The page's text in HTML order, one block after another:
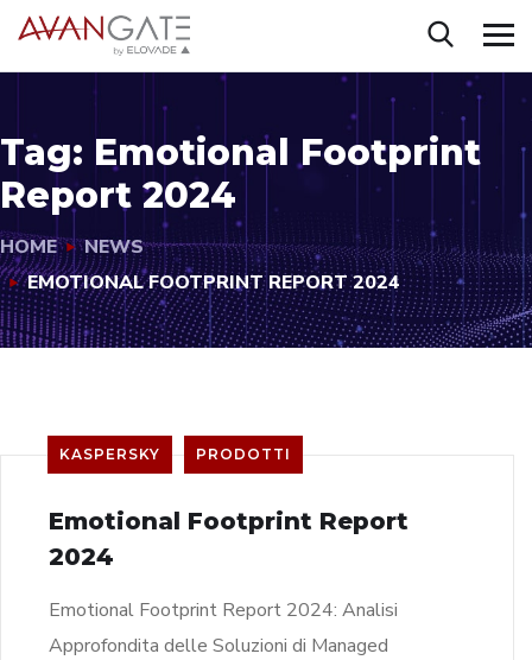
Tag: Emotional Footprint
Report 2024
HOME
NEWS
EMOTIONAL FOOTPRINT REPORT 2024
KASPERSKY PRODOTTI
Emotional Footprint Report
2024
Emotional Footprint Report 2024: Analisi
Approfondita delle Soluzioni di Managed